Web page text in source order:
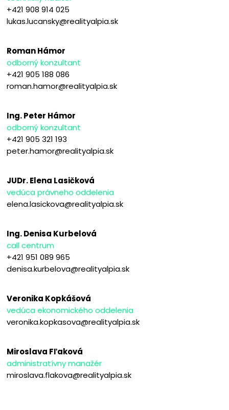
+421 908 914 025
lukas.lucansky@realityalpia.sk
Roman Hámor
odborný konzultant
+421 905 188 086
roman.hamor@realityalpia.sk
Ing. Peter Hámor
odborný konzultant
+421 905 321 193
peter.hamor@realityalpia.sk
JUDr. Elena Lasičková
vedúca právneho oddelenia
elena.lasickova@realityalpia.sk
Ing. Denisa Kurbelová
call centrum
+421 951 089 965
denisa.kurbelova@realityalpia.sk
Veronika Kopkášová
vedúca ekonomického oddelenia
veronika.kopkasova@realityalpia.sk
Miroslava Fľaková
administratívny manažér
miroslava.flakova@realityalpia.sk